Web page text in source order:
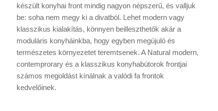
készült konyhai front mindig nagyon népszerű, és valljuk
be: soha nem megy ki a divatból. Lehet modern vagy
klasszikus kialakítás, könnyen beilleszthetők akár a
moduláris konyháinkba, hogy egyben megújuló és
természetes környezetet teremtsenek. A Natural modern,
contemprorary és a klasszikus konyhabútorok frontjai
számos megoldást kínálnak a valódi fa frontok
kedvelőinek.